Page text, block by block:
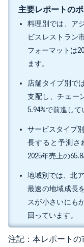
主要レポートの
料理別では、ア
ビスレストラン
フォーマットは
ます。
店舗タイプ別で
支配し、チェー
5.94%で前進して
サービスタイプ
長すると予測さ
2025年売上の
地域別では、北
最速の地域成長
スが小さいにも
回っています。
注記：本レポート